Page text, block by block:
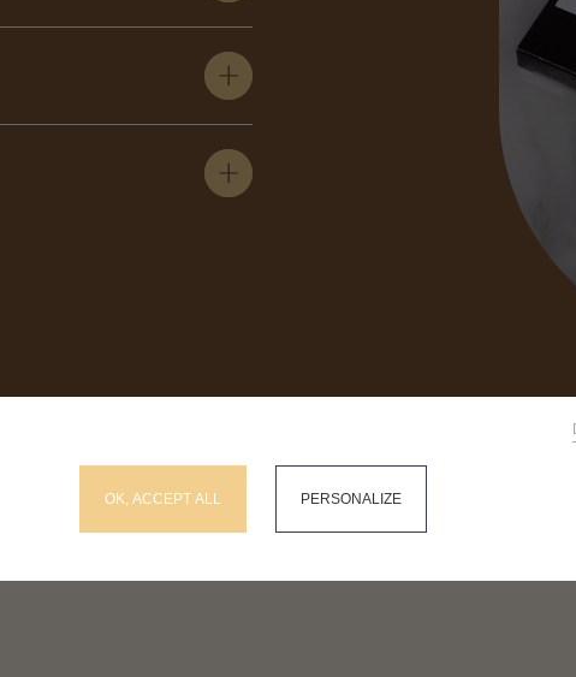
RECHERCHEZ SUR LE SITE
OK, ACCEPT ALL PERSONALIZE